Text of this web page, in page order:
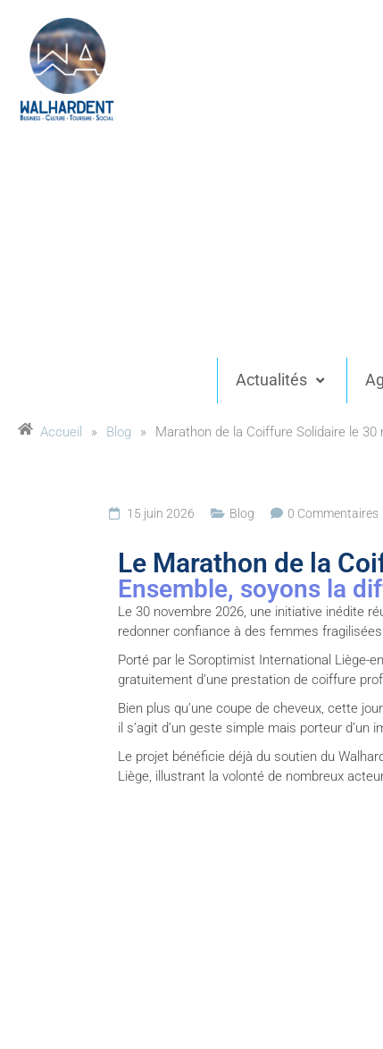
Actualités
Accueil » Blog » Marathon de la Coiffure Solidaire le 30
15 juin 2026 Blog 0 Commentaires
Le Marathon de la
Ensemble, soyons la
Le 30 novembre 2026, une initiative inédite
redonner confiance à des femmes
Porté par le Soroptimist International Liège-
gratuitement d’une prestation de coiffure
Bien plus qu’une coupe de cheveux, cette
il s’agit d’un geste simple mais porteur d’un
Le projet bénéficie déjà du soutien du
Liège, illustrant la volonté de nombreux